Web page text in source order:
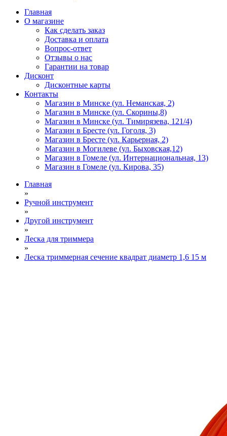
Главная
О магазине
Как сделать заказ
Доставка и оплата
Вопрос-ответ
Отзывы о нас
Гарантии на товар
Дисконт
Дисконтные карты
Контакты
Магазин в Минске (ул. Неманская, 2)
Магазин в Минске (ул. Скорины,8)
Магазин в Минске (ул. Тимирязева, 121/4)
Магазин в Бресте (ул. Гоголя, 3)
Магазин в Бресте (ул. Карьерная, 2)
Магазин в Могилеве (ул. Быховская,12)
Магазин в Гомеле (ул. Интернациональная, 13)
Магазин в Гомеле (ул. Кирова, 35)
Главная
»
Ручной инструмент
»
Другой инструмент
»
Леска для триммера
»
Леска триммерная сечение квадрат диаметр 1,6 15 м